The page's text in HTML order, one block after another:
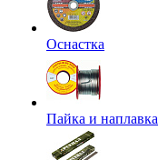
Оснастка
Пайка и наплавка